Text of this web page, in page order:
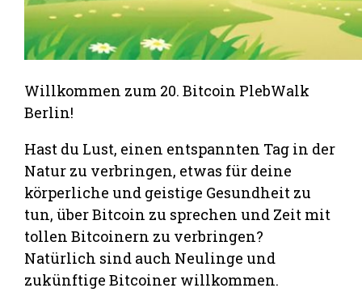
Willkommen zum 20. Bitcoin PlebWalk
Berlin!
Hast du Lust, einen entspannten Tag in der
Natur zu verbringen, etwas für deine
körperliche und geistige Gesundheit zu
tun, über Bitcoin zu sprechen und Zeit mit
tollen Bitcoinern zu verbringen?
Natürlich sind auch Neulinge und
zukünftige Bitcoiner willkommen.